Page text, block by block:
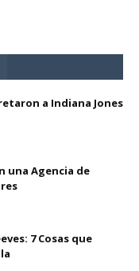
a Indiana Jones
una Agencia de
7 Cosas que